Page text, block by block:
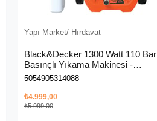
Yapı Market/ Hırdavat
Black&Decker 1300 Watt 110 Bar
Basınçlı Yıkama Makinesi -
(BEPW1300L-QS)
5054905314088
₺4.999,00
₺5.999,00